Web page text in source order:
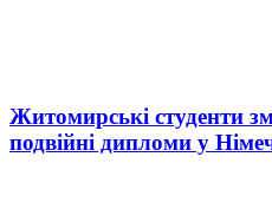
Житомирські студенти
подвійні дипломи у